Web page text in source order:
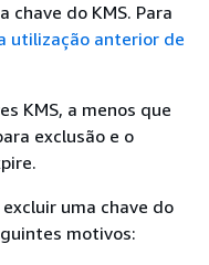
do KMS. Para
utilização anterior de
KMS, a menos que
exclusão e o
uma chave do
motivos: